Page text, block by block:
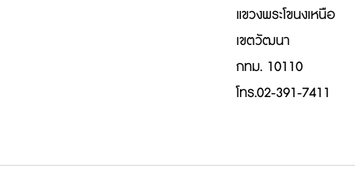
แขวงพระโขนงเหนือ
เขตวัฒนา
กทม. 10110
โทร.02-391-7411